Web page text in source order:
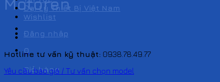
Đại Lý Thiết Bị Việt Nam
Wishlist
Đăng nhập
0
Giỏ hàng
Motoren
Hotline tư vấn kỹ thuật: 0938.78.49.77
Yêu cầu báo giá / Tư vấn chọn model